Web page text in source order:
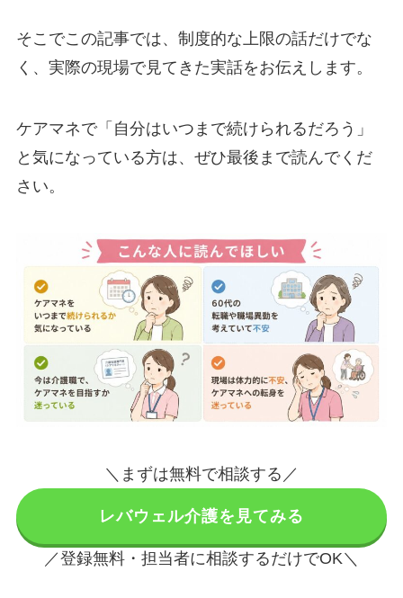
そこでこの記事では、制度的な上限の話だけでな
く、実際の現場で見てきた実話をお伝えします。
ケアマネで「自分はいつまで続けられるだろう」
と気になっている方は、ぜひ最後まで読んでくだ
さい。
＼まずは無料で相談する／
レバウェル介護を見てみる
／登録無料・担当者に相談するだけでOK＼